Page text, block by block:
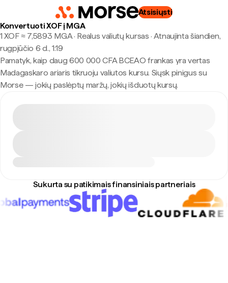
Atsisiųsti
Konvertuoti XOF į MGA
1 XOF ≈ 7,5893 MGA · Realus valiutų kursas · Atnaujinta šiandien,
rugpjūčio 6 d., 1:19
Pamatyk, kaip daug 600 000 CFA BCEAO frankas yra vertas
Madagaskaro ariaris tikruoju valiutos kursu. Siųsk pinigus su
Morse — jokių paslėptų maržų, jokių išduotų kursų.
Sukurta su patikimais finansiniais partneriais